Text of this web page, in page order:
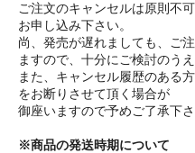
ご注文のキャンセルは原則不
お申し込み下さい。
尚、発売が遅れましても、ご
ますので、十分にご検討のう
また、キャンセル履歴のある
をお断りさせて頂く場合が
御座いますので予めご了承下さ
※商品の発送時期について